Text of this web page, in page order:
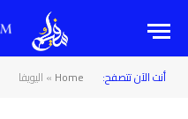
أنت الآن تتصفح: Home
» اليويفا